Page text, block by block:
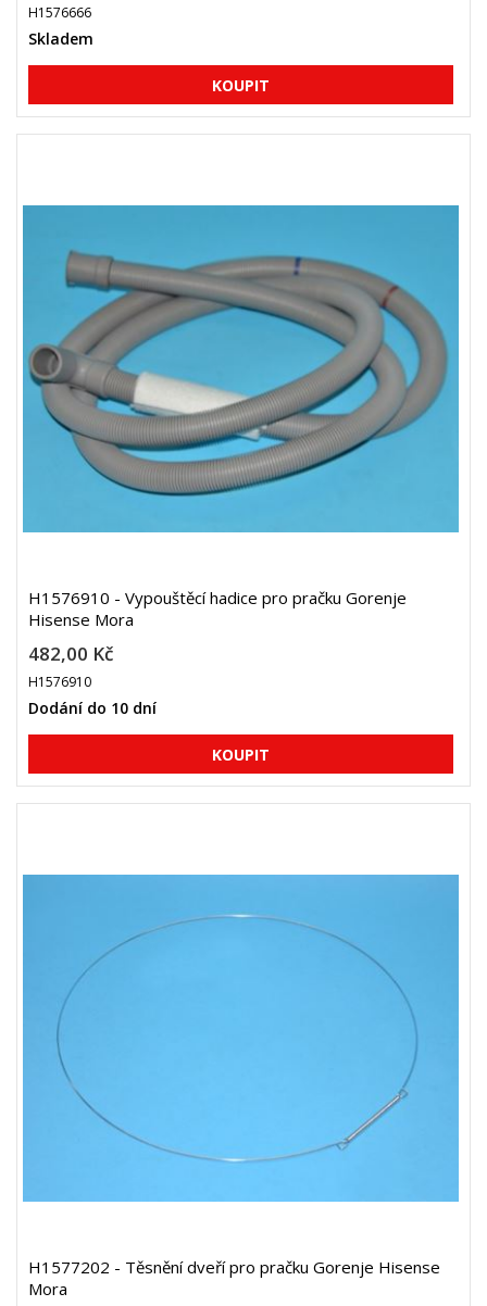
H1576666
Skladem
H1576910 - Vypouštěcí hadice pro pračku Gorenje
Hisense Mora
482,00 Kč
H1576910
Dodání do 10 dní
H1577202 - Těsnění dveří pro pračku Gorenje Hisense
Mora